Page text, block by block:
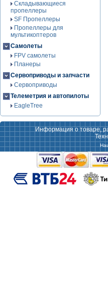
Складывающиеся
пропеллеры
SF Пропеллеры
Пропеллеры для
мультикоптеров
Самолеты
FPV самолеты
Планеры
Сервоприводы и запчасти
Сервоприводы
Телеметрия и автопилоты
EagleTree
Информация о товаре,